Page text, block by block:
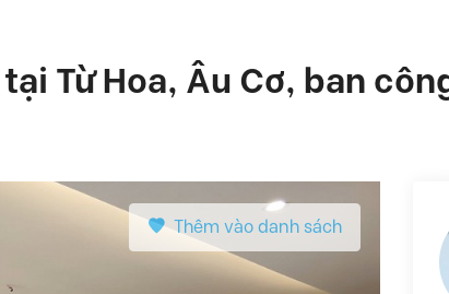
Từ Hoa, Âu Cơ, ban
Thêm vào danh sách